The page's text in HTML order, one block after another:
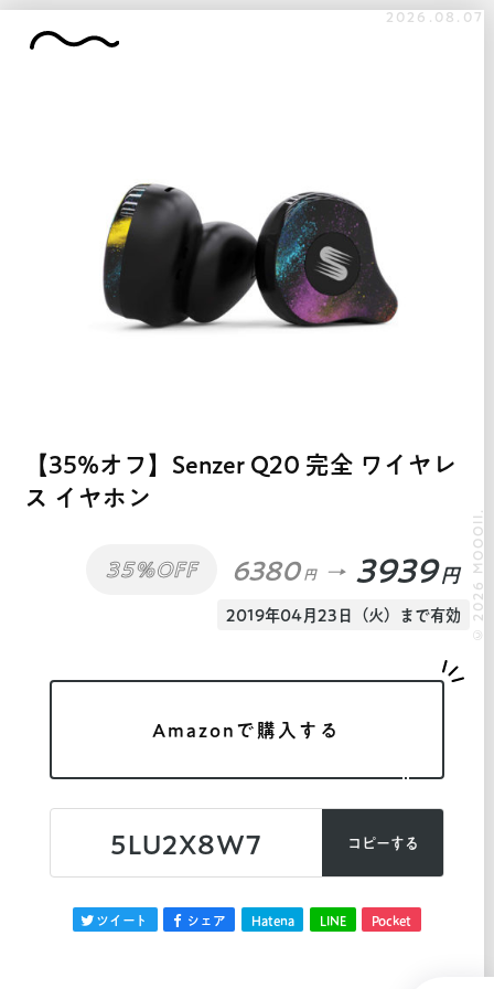
2026.08.07
【35%オフ】Senzer Q20 完全 ワイヤレ
ス イヤホン
35%OFF 6380 円 3939 円
2019年04月23日（火）まで有効
Amazonで購入する
5LU2X8W7 コピーする
ツイート シェア Hatena LINE Pocket
© 2026 MOOOII.